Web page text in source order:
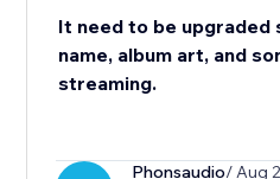
It need to be upgraded
name, album art, and
streaming.
Phonsaudio/ Aug